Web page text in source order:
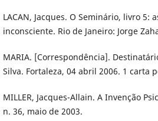
LACAN, Jacques. O Seminário, livro 5:
inconsciente. Rio de Janeiro: Jorge
MARIA. [Correspondência].
Silva. Fortaleza, 04 abril 2006. 1 carta
MILLER, Jacques-Allain. A Invenção
n. 36, maio de 2003.